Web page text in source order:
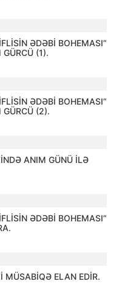
ƏDƏBİ BOHEMASI”
(1).
ƏDƏBİ BOHEMASI”
(2).
ANIM GÜNÜ İLƏ
ƏDƏBİ BOHEMASI”
MÜSABİQƏ ELAN EDİR.